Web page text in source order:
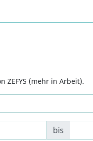
ZEFYS (mehr in Arbeit).
bis